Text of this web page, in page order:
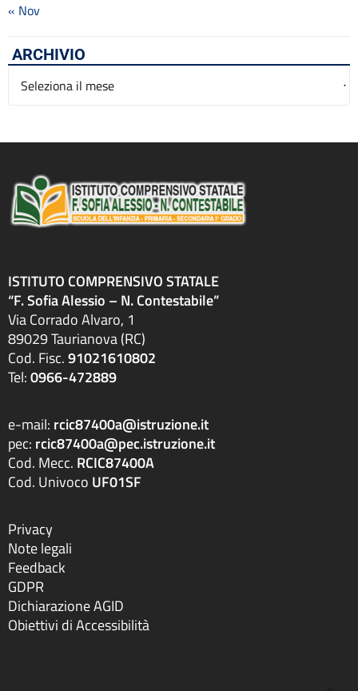
« Nov
ARCHIVIO
Archivio
ISTITUTO COMPRENSIVO STATALE
“F. Sofia Alessio – N. Contestabile”
Via Corrado Alvaro, 1
89029 Taurianova (RC)
Cod. Fisc.91021610802
Tel:0966-472889
e-mail: rcic87400a@istruzione.it
pec: rcic87400a@pec.istruzione.it
Cod. Mecc. RCIC87400A
Cod. Univoco UF01SF
Privacy
Note legali
Feedback
GDPR
Dichiarazione AGID
Obiettivi di Accessibilità